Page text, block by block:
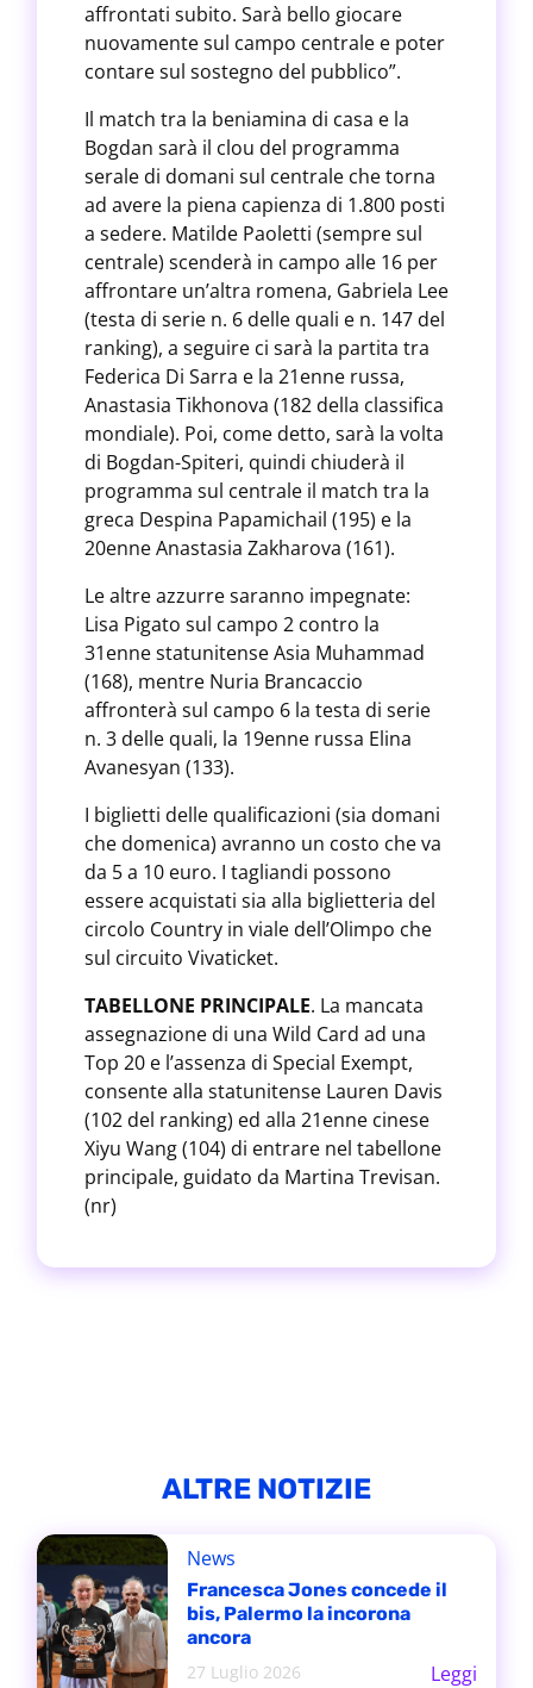
affrontati subito. Sarà bello giocare
nuovamente sul campo centrale e poter
contare sul sostegno del pubblico”.
Il match tra la beniamina di casa e la
Bogdan sarà il clou del programma
serale di domani sul centrale che torna
ad avere la piena capienza di 1.800 posti
a sedere. Matilde Paoletti (sempre sul
centrale) scenderà in campo alle 16 per
affrontare un’altra romena, Gabriela Lee
(testa di serie n. 6 delle quali e n. 147 del
ranking), a seguire ci sarà la partita tra
Federica Di Sarra e la 21enne russa,
Anastasia Tikhonova (182 della classifica
mondiale). Poi, come detto, sarà la volta
di Bogdan-Spiteri, quindi chiuderà il
programma sul centrale il match tra la
greca Despina Papamichail (195) e la
20enne Anastasia Zakharova (161).
Le altre azzurre saranno impegnate:
Lisa Pigato sul campo 2 contro la
31enne statunitense Asia Muhammad
(168), mentre Nuria Brancaccio
affronterà sul campo 6 la testa di serie
n. 3 delle quali, la 19enne russa Elina
Avanesyan (133).
I biglietti delle qualificazioni (sia domani
che domenica) avranno un costo che va
da 5 a 10 euro. I tagliandi possono
essere acquistati sia alla biglietteria del
circolo Country in viale dell’Olimpo che
sul circuito Vivaticket.
TABELLONE PRINCIPALE. La mancata
assegnazione di una Wild Card ad una
Top 20 e l’assenza di Special Exempt,
consente alla statunitense Lauren Davis
(102 del ranking) ed alla 21enne cinese
Xiyu Wang (104) di entrare nel tabellone
principale, guidato da Martina Trevisan.
(nr)
ALTRE NOTIZIE
News
Francesca Jones concede il
bis, Palermo la incorona
ancora
27 Luglio 2026
Leggi